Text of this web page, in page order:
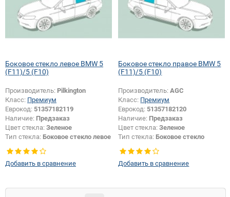
Боковое стекло левое BMW 5
(F11)/5 (F10)
Производитель: Pilkington
Класс: Премиум
Еврокод: 51357182119
Наличие: Предзаказ
Цвет стекла: Зеленое
Тип стекла: Боковое стекло левое
Добавить в сравнение
Боковое стекло правое BMW 5
(F11)/5 (F10)
Производитель:AGC
Класс: Премиум
Еврокод: 51357182120
Наличие: Предзаказ
Цвет стекла:Зеленое
Тип стекла: Боковое стекло
Добавить в сравнение